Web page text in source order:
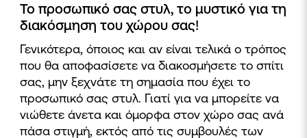
Το προσωπικό σας στυλ, το μυστικό για τη
διακόσμηση του χώρου σας!
Γενικότερα, όποιος και αν είναι τελικά ο τρόπος
που θα αποφασίσετε να διακοσμήσετε το σπίτι
σας, μην ξεχνάτε τη σημασία που έχει το
προσωπικό σας στυλ. Γιατί για να μπορείτε να
νιώθετε άνετα και όμορφα στον χώρο σας ανά
πάσα στιγμή, εκτός από τις συμβουλές των